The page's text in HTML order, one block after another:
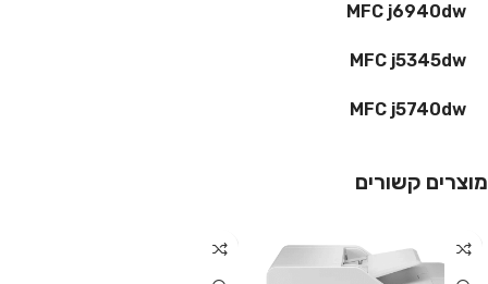
MFC j6940dw
MFC j5345dw
MFC j5740dw
מוצרים קשורים